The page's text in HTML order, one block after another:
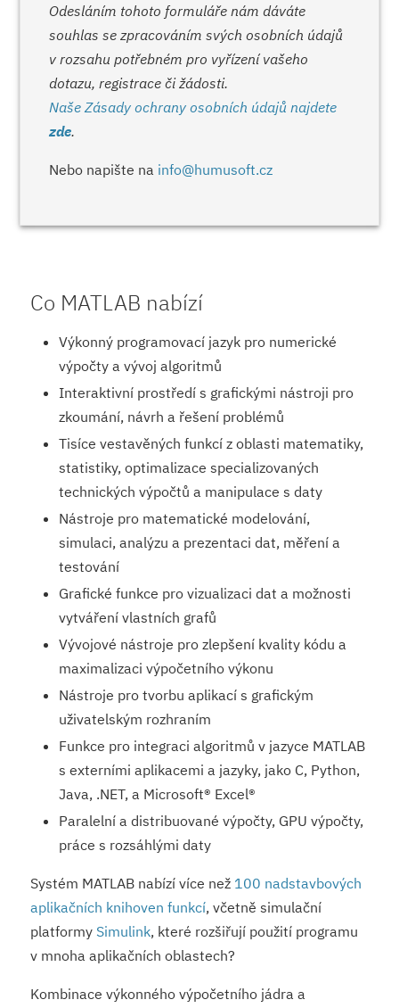
Odesláním tohoto formuláře nám dáváte
souhlas se zpracováním svých osobních údajů
v rozsahu potřebném pro vyřízení vašeho
dotazu, registrace či žádosti.
Naše Zásady ochrany osobních údajů najdete
zde.
Nebo napište na info@humusoft.cz
Co MATLAB nabízí
Výkonný programovací jazyk pro numerické
výpočty a vývoj algoritmů
Interaktivní prostředí s grafickými nástroji pro
zkoumání, návrh a řešení problémů
Tisíce vestavěných funkcí z oblasti matematiky,
statistiky, optimalizace specializovaných
technických výpočtů a manipulace s daty
Nástroje pro matematické modelování,
simulaci, analýzu a prezentaci dat, měření a
testování
Grafické funkce pro vizualizaci dat a možnosti
vytváření vlastních grafů
Vývojové nástroje pro zlepšení kvality kódu a
maximalizaci výpočetního výkonu
Nástroje pro tvorbu aplikací s grafickým
uživatelským rozhraním
Funkce pro integraci algoritmů v jazyce MATLAB
s externími aplikacemi a jazyky, jako C, Python,
Java, .NET, a Microsoft® Excel®
Paralelní a distribuované výpočty, GPU výpočty,
práce s rozsáhlými daty
Systém MATLAB nabízí více než 100 nadstavbových
aplikačních knihoven funkcí, včetně simulační
platformy Simulink, které rozšiřují použití programu
v mnoha aplikačních oblastech?
Kombinace výkonného výpočetního jádra a